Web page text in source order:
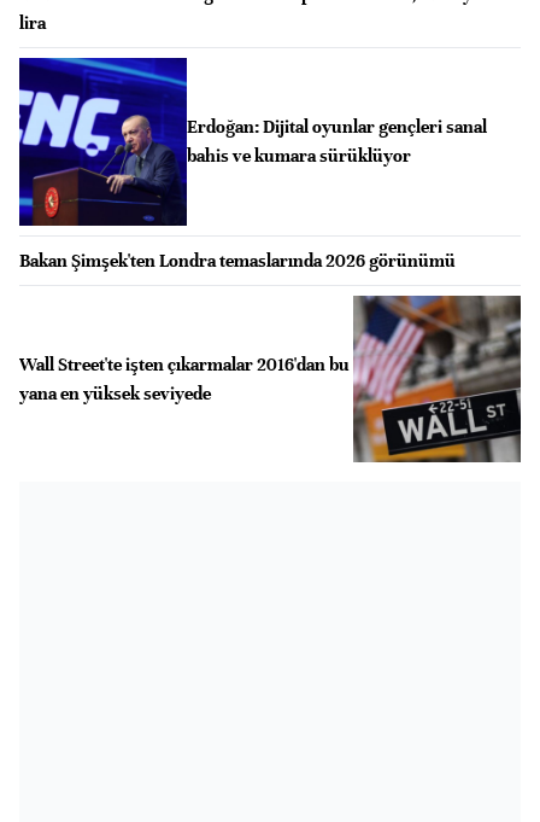
lira
Erdoğan: Dijital oyunlar gençleri sanal
bahis ve kumara sürüklüyor
Bakan Şimşek'ten Londra temaslarında 2026 görünümü
Wall Street'te işten çıkarmalar 2016'dan bu
yana en yüksek seviyede